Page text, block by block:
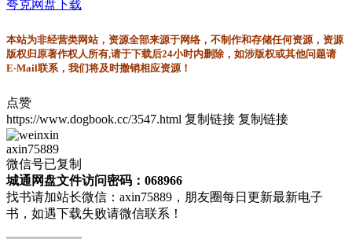
夸克网盘下载
本站为非经营类网站，资源全部来源于网络，不制作和存储任何资源，资源
版权归原著作权人所有,请于下载后24小时内删除，如涉版权或其他问题请
E-Mail联系，我们将及时撤销相应资源！
点赞
https://www.dogbook.cc/3547.html 复制链接 复制链接
axin75889
微信号已复制
城通网盘文件访问密码：068966
找书请加站长微信：axin75889，朋友圈每日更新最新电子
书，如遇下载失败请微信联系！